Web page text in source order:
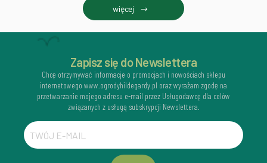
więcej
Zapisz się do Newslettera
Chcę otrzymywać informacje o promocjach i nowościach sklepu
internetowego www.ogrodyhildegardy.pl oraz wyrażam zgodę na
przetwarzanie mojego adresu e-mail przez Usługodawcę dla celów
związanych z usługą subskrypcji Newslettera.